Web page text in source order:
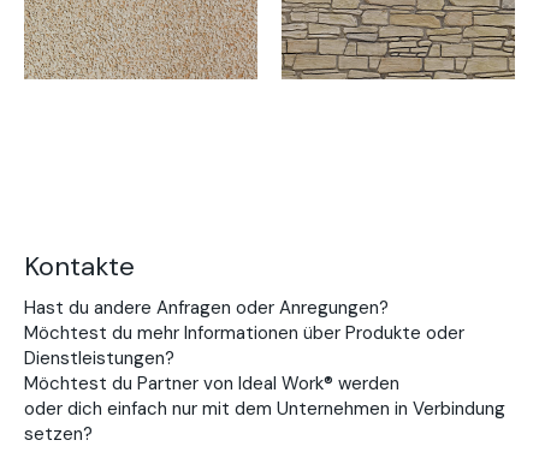
Kontakte
Hast du andere Anfragen oder Anregungen?
Möchtest du mehr Informationen über Produkte oder
Dienstleistungen?
Möchtest du Partner von Ideal Work® werden
oder dich einfach nur mit dem Unternehmen in Verbindung
setzen?